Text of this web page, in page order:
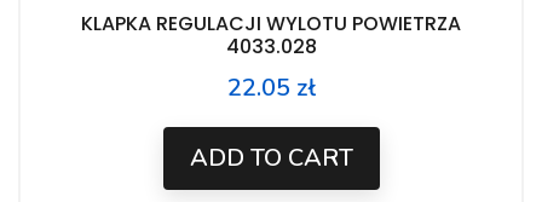
KLAPKA REGULACJI WYLOTU POWIETRZA
4033.028
Price
22.05 zł
ADD TO CART